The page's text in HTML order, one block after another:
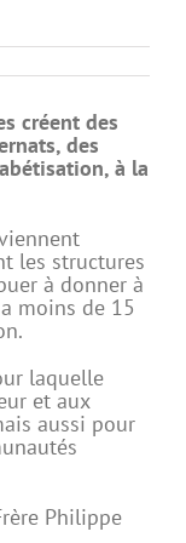
créent des
des
à la
les structures
à donner à
moins de 15
laquelle
et aux
aussi pour
Philippe